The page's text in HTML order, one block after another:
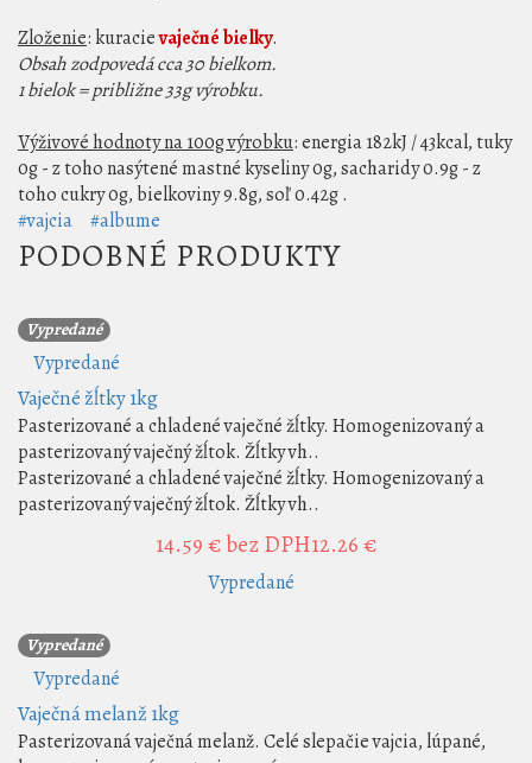
Zloženie: kuracievaječné bielky.
Obsah zodpovedá cca 30 bielkom.
1 bielok = približne 33g výrobku.
Výživové hodnoty na 100g výrobku: energia 182kJ / 43kcal, tuky
0g - z toho nasýtené mastné kyseliny 0g, sacharidy 0.9g - z
toho cukry 0g, bielkoviny 9.8g, soľ 0.42g .
#vajcia
#albume
PODOBNÉ PRODUKTY
Vypredané
Vypredané
Vaječné žĺtky 1kg
Pasterizované a chladené vaječné žĺtky. Homogenizovaný a
pasterizovaný vaječný žĺtok. Žĺtky vh..
Pasterizované a chladené vaječné žĺtky. Homogenizovaný a
pasterizovaný vaječný žĺtok. Žĺtky vh..
14.59 €bez DPH12.26 €
Vypredané
Vypredané
Vypredané
Vaječná melanž 1kg
Pasterizovaná vaječná melanž. Celé slepačie vajcia, lúpané,